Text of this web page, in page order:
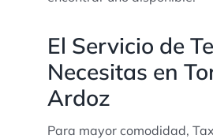
El Servicio de
Necesitas en
Ardoz
Para mayor comodidad,